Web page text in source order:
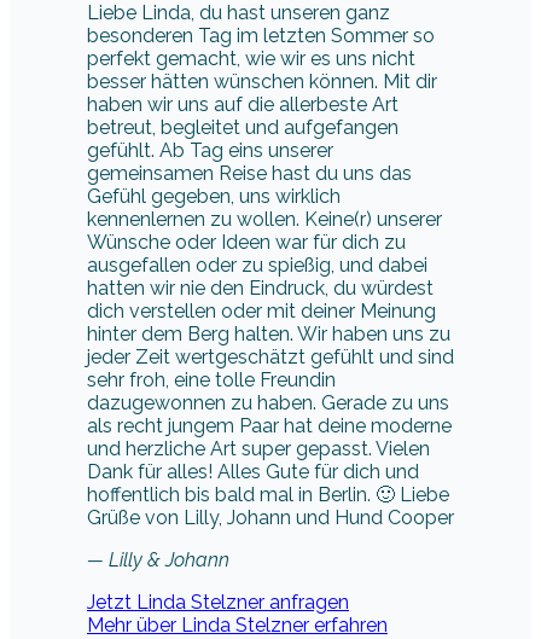
Liebe Linda, du hast unseren ganz
besonderen Tag im letzten Sommer so
perfekt gemacht, wie wir es uns nicht
besser hätten wünschen können. Mit dir
haben wir uns auf die allerbeste Art
betreut, begleitet und aufgefangen
gefühlt. Ab Tag eins unserer
gemeinsamen Reise hast du uns das
Gefühl gegeben, uns wirklich
kennenlernen zu wollen. Keine(r) unserer
Wünsche oder Ideen war für dich zu
ausgefallen oder zu spießig, und dabei
hatten wir nie den Eindruck, du würdest
dich verstellen oder mit deiner Meinung
hinter dem Berg halten. Wir haben uns zu
jeder Zeit wertgeschätzt gefühlt und sind
sehr froh, eine tolle Freundin
dazugewonnen zu haben. Gerade zu uns
als recht jungem Paar hat deine moderne
und herzliche Art super gepasst. Vielen
Dank für alles! Alles Gute für dich und
hoffentlich bis bald mal in Berlin. 🙂 Liebe
Grüße von Lilly, Johann und Hund Cooper
— Lilly & Johann
Jetzt Linda Stelzner anfragen
Mehr über Linda Stelzner erfahren